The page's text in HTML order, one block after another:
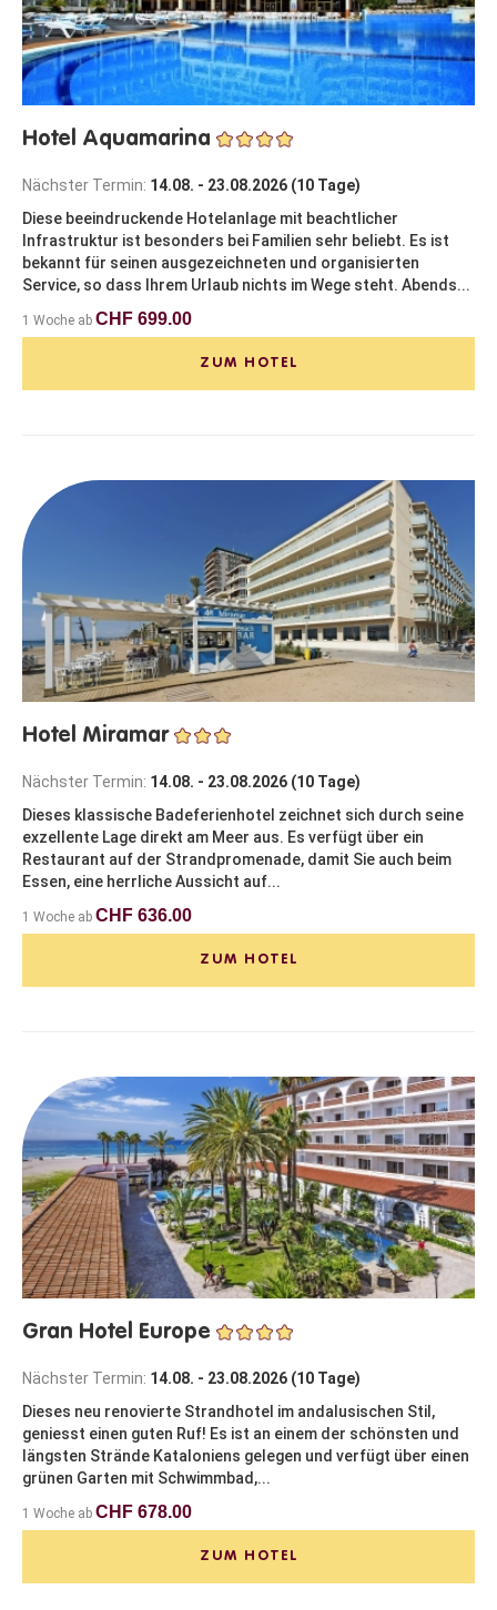
Hotel Aquamarina
Nächster Termin: 14.08. - 23.08.2026 (10 Tage)
Diese beeindruckende Hotelanlage mit beachtlicher
Infrastruktur ist besonders bei Familien sehr beliebt. Es ist
bekannt für seinen ausgezeichneten und organisierten
Service, so dass Ihrem Urlaub nichts im Wege steht. Abends...
1 Woche ab CHF 699.00
ZUM HOTEL
Hotel Miramar
Nächster Termin: 14.08. - 23.08.2026 (10 Tage)
Dieses klassische Badeferienhotel zeichnet sich durch seine
exzellente Lage direkt am Meer aus. Es verfügt über ein
Restaurant auf der Strandpromenade, damit Sie auch beim
Essen, eine herrliche Aussicht auf...
1 Woche ab CHF 636.00
ZUM HOTEL
Gran Hotel Europe
Nächster Termin: 14.08. - 23.08.2026 (10 Tage)
Dieses neu renovierte Strandhotel im andalusischen Stil,
geniesst einen guten Ruf! Es ist an einem der schönsten und
längsten Strände Kataloniens gelegen und verfügt über einen
grünen Garten mit Schwimmbad,...
1 Woche ab CHF 678.00
ZUM HOTEL